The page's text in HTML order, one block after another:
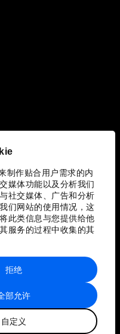
制作贴合用户需求的内
媒体功能以及分析我们
社交媒体、广告和分析
们网站的使用情况，这
此类信息与您提供给他
服务的过程中收集的其
部允许
自定义
拒绝
济论坛